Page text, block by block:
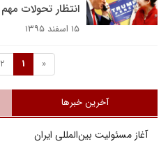
انتظار تحولات
۱۵ اسفند ۱۳۹۵
«
1
2
آخرین خبرها
آغاز مسئولیت بین‌المللی ایران